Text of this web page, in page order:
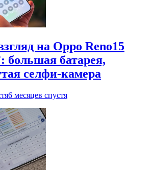
на Oppo Reno15
большая батарея,
селфи-камера
6 месяцев спустя